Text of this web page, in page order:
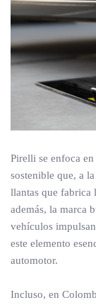
Pirelli se enfoca
sostenible que, a
llantas que fabrica
además, la marca
vehículos
este elemento
automotor.
Incluso, en